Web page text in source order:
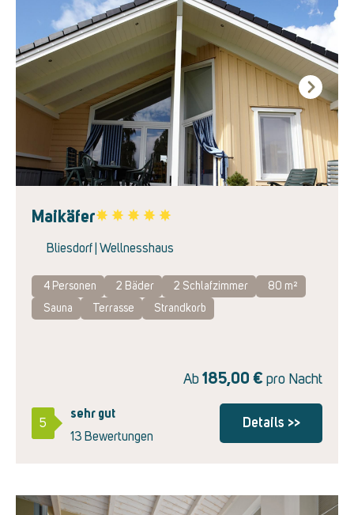
Next
Maikäfer
Bliesdorf | Wellnesshaus
4 Personen 2 Bäder 2 Schlafzimmer
80 m²
Sauna
Terrasse Strandkorb
Ab 185,00 € pro Nacht
5
sehr gut
13 Bewertungen
Details >>